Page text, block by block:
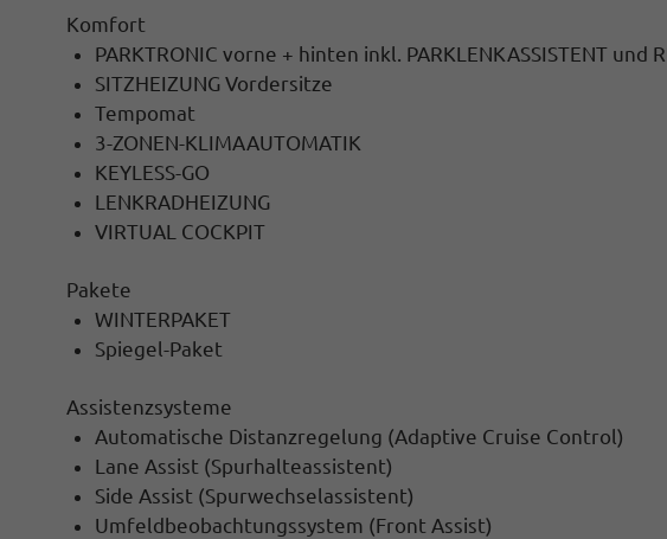
Komfort
PARKTRONIC vorne + hinten inkl. PARKLENKASSISTENT und
SITZHEIZUNG Vordersitze
Tempomat
3-ZONEN-KLIMAAUTOMATIK
KEYLESS-GO
LENKRADHEIZUNG
VIRTUAL COCKPIT
Pakete
WINTERPAKET
Spiegel-Paket
Assistenzsysteme
Automatische Distanzregelung (Adaptive Cruise Control)
Lane Assist (Spurhalteassistent)
Side Assist (Spurwechselassistent)
Umfeldbeobachtungssystem (Front Assist)